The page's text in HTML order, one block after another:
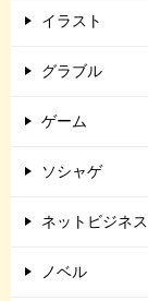
イラスト
グラブル
ゲーム
ソシャゲ
ネットビジネス
ノベル